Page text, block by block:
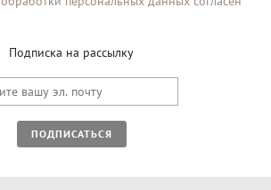
Подписка на рассылку
ПОДПИСАТЬСЯ